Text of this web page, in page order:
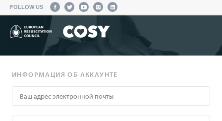
FOLLOW US
ИНФОРМАЦИЯ ОБ АККАУНТЕ